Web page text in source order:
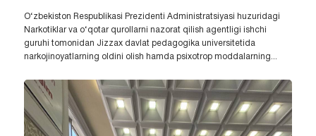
O‘zbekiston Respublikasi Prezidenti Administratsiyasi huzuridagi
Narkotiklar va o‘qotar qurollarni nazorat qilish agentligi ishchi
guruhi tomonidan Jizzax davlat pedagogika universitetida
narkojinoyatlarning oldini olish hamda psixotrop moddalarning...